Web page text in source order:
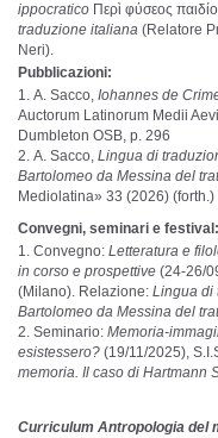
ippocratico Περὶ φύσεος
traduzione italiana (Relatore
Neri).
Pubblicazioni:
A. Sacco, Iohannes de
Auctorum Latinorum Medii
Dumbleton OSB, p. 296
A. Sacco, Lingua di
Bartolomeo da Messina del
Mediolatina» 33 (2026) (forth.)
Convegni, seminari e festival:
Convegno: Letteratura e
in corso e prospettive (24-26/
(Milano). Relazione: Lingua di
Bartolomeo da Messina del
Seminario: Memoria-
esistessero? (19/11/2025),
memoria. Il caso di Hartmann
Curriculum Antropologia del